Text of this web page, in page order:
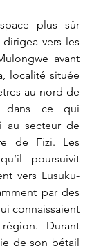
vers les
avant
localité située
au nord de
dans ce qui
au secteur de
de Fizi. Les
poursuivit
vers Lusuku-
par des
connaissaient
Durant
de son bétail